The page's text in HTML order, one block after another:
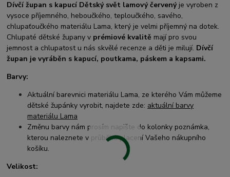
Dívčí župan s kapucí Dětský svět lamový červený je vyroben z
vysoce příjemného, heboučkého, teploučkého, savého,
chlupaťoučkého materiálu Lama, který je velmi příjemný na dotek.
Chlupaté dětské župany v prémiové kvalitě mají pro svou
jemnost a chlupatost u nás skvělé recenze a děti je milují. Dívčí
župan je vyráběn s kapucí, poutkama, páskem a kapsami.
Barvy:
Aktuální barevnici materiálu Lama, ze kterého Vám můžeme
dětské župánky vyrobit, najdete zde: aktuální barvy
materiálu Lama
Změnu barvy nám prosím napište do kolonky poznámka,
kterou naleznete v průběhu placení Vašeho nákupního
košíku.
Velikost: